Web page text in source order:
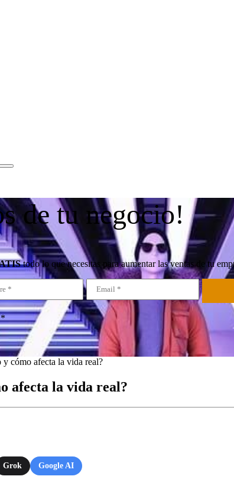
de tu negocio!
todo lo que necesitas para aumentar las ventas de tu
y cómo afecta la vida real?
afecta la vida real?
Grok Google AI